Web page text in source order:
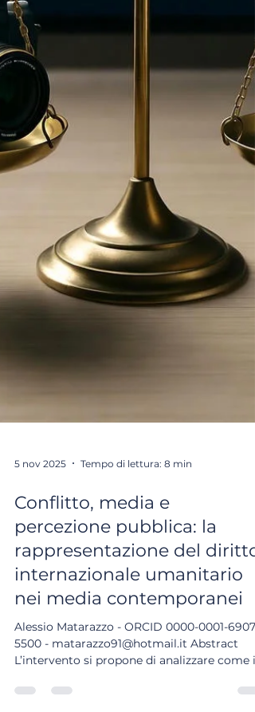
Conflitto, media e
percezione pubblica: la
rappresentazione del diritto
internazionale umanitario
nei media contemporanei
Alessio Matarazzo - ORCID 0000-0001-6907-
L’intervento si propone di analizzare come il